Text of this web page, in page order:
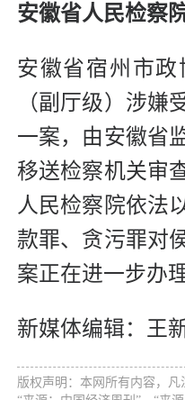
安徽省人民检察
安徽省宿州市
（副厅级）涉嫌
一案，由安徽省
移送检察机关审
人民检察院依法
款罪、贪污罪对
案正在进一步办
新媒体编辑：王
版权声明：本网所有内容，凡